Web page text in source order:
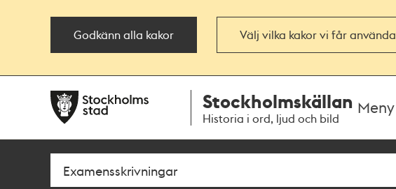
Godkänn alla kakor Välj vilka kakor vi får använda
navigationen
huvudinnehållet
Stockholmskällan
Historia i ord, ljud och bild
Meny
Sök